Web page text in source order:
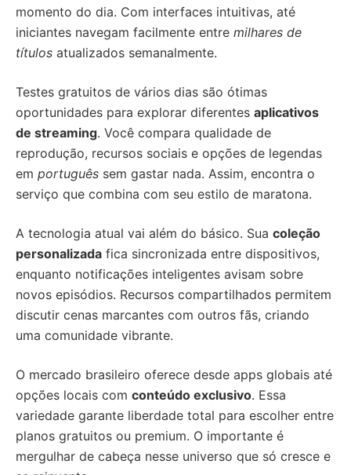
momento do dia. Com interfaces intuitivas, até
iniciantes navegam facilmente entre milhares de
títulos atualizados semanalmente.
Testes gratuitos de vários dias são ótimas
oportunidades para explorar diferentes aplicativos
de streaming. Você compara qualidade de
reprodução, recursos sociais e opções de legendas
em português sem gastar nada. Assim, encontra o
serviço que combina com seu estilo de maratona.
A tecnologia atual vai além do básico. Sua coleção
personalizada fica sincronizada entre dispositivos,
enquanto notificações inteligentes avisam sobre
novos episódios. Recursos compartilhados permitem
discutir cenas marcantes com outros fãs, criando
uma comunidade vibrante.
O mercado brasileiro oferece desde apps globais até
opções locais com conteúdo exclusivo. Essa
variedade garante liberdade total para escolher entre
planos gratuitos ou premium. O importante é
mergulhar de cabeça nesse universo que só cresce e